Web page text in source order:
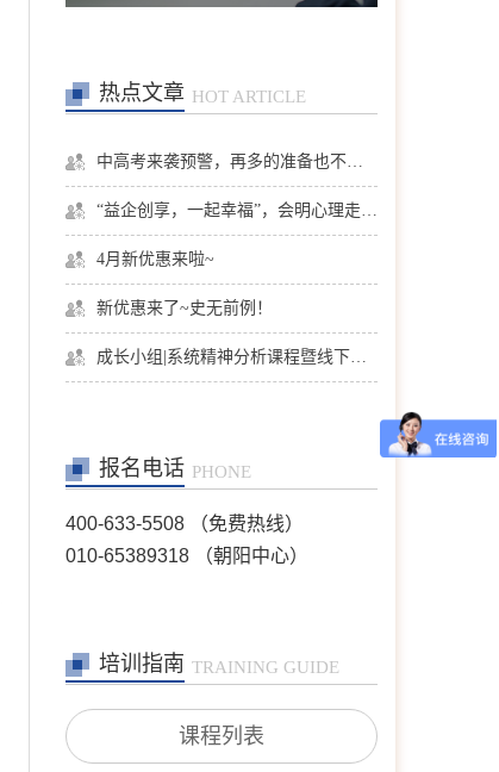
热点文章 HOT ARTICLE
中高考来袭预警，再多的准备也不嫌多，这一份考生福利等你来拿
“益企创享，一起幸福”，会明心理走进社区公益，与居民一起让社区更美好
4月新优惠来啦~
新优惠来了~史无前例！
成长小组|系统精神分析课程暨线下团体成长小组招募
报名电话 PHONE
400-633-5508 （免费热线）
010-65389318 （朝阳中心）
培训指南 TRAINING GUIDE
课程列表